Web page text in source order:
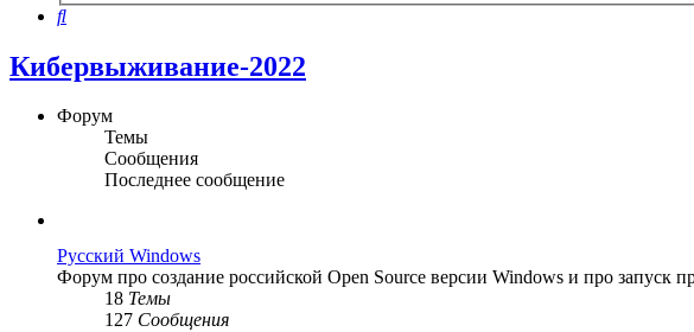
Поиск
Кибервыживание-2022
Форум
Темы
Сообщения
Последнее сообщение
Русский Windows
Форум про создание российской Open Source версии Windows и про запуск
18 Темы
127 Сообщения